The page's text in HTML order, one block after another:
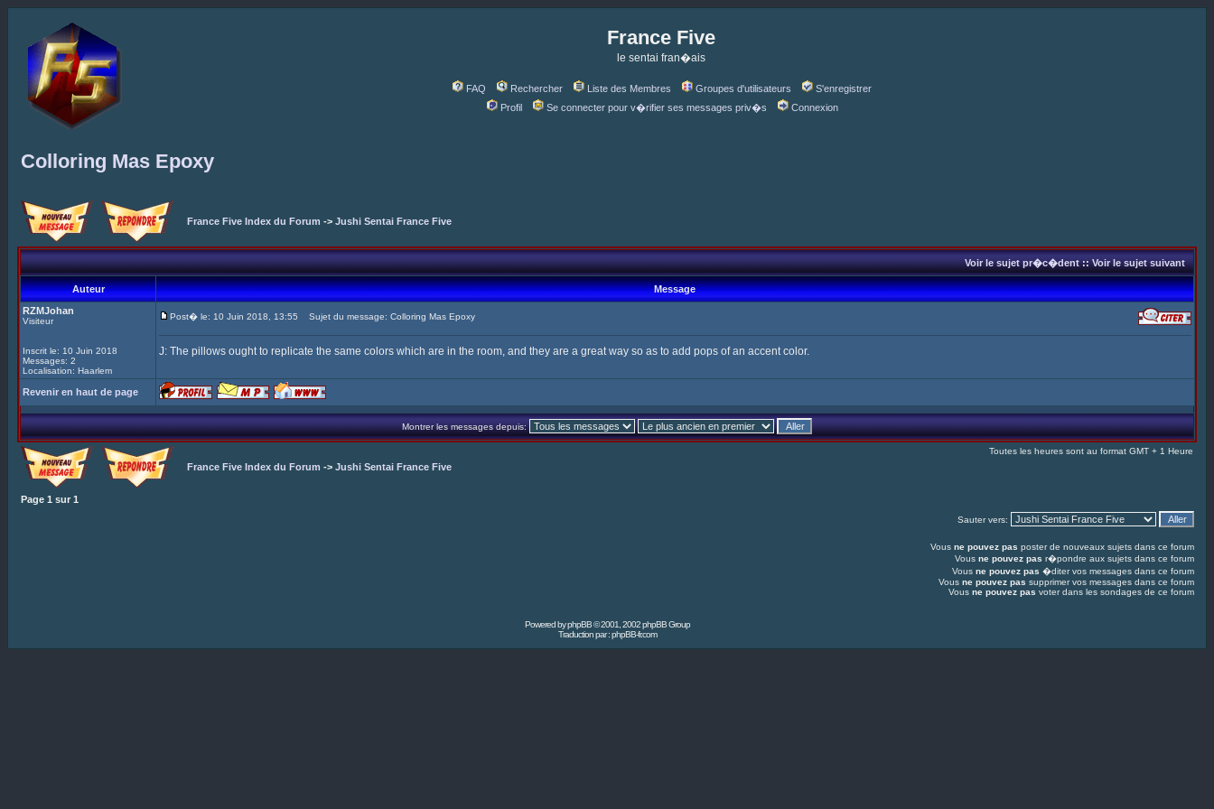
France Five
le sentai fran�ais
FAQ Rechercher Liste des Membres Groupes d'utilisateurs
S'enregistrer
Profil
Se connecter pour v�rifier ses messages priv�s Connexion
Colloring Mas Epoxy
France Five Index du Forum -> Jushi Sentai France Five
Voir le sujet pr�c�dent::Voir le sujet suivant
Auteur
Message
RZMJohan
Visiteur
Inscrit le: 10 Juin 2018
Messages: 2
Localisation: Haarlem
Post� le: 10 Juin 2018, 13:55 Sujet du message: Colloring Mas Epoxy
J: The pillows ought to replicate the same colors which are in the room, and they are a great way so as to add pops of an accent color.
Revenir en haut de page
Montrer les messages depuis:
France Five Index du Forum -> Jushi Sentai France Five
Toutes les heures sont au format GMT + 1 Heure
Page 1 sur 1
Sauter vers:
Vous ne pouvez pas poster de nouveaux sujets dans ce forum
Vous ne pouvez pas r�pondre aux sujets dans ce forum
Vous ne pouvez pas �diter vos messages dans ce forum
Vous ne pouvez pas supprimer vos messages dans ce forum
Vous ne pouvez pas voter dans les sondages de ce forum
Powered byphpBB© 2001, 2002 phpBB Group
Traduction par :phpBB-fr.com